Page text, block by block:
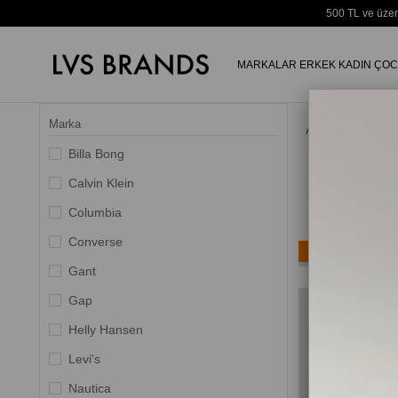
500 TL ve
MARKALAR ERKEK KADIN
Marka
Billa Bong
Calvin Klein
Columbia
Converse
Gant
Gap
Helly Hansen
Levi's
Nautica
Anasayfa